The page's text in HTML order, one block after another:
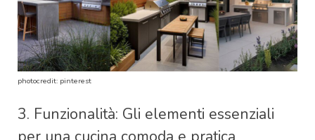
photocredit: pinterest
3. Funzionalità: Gli elementi essenziali